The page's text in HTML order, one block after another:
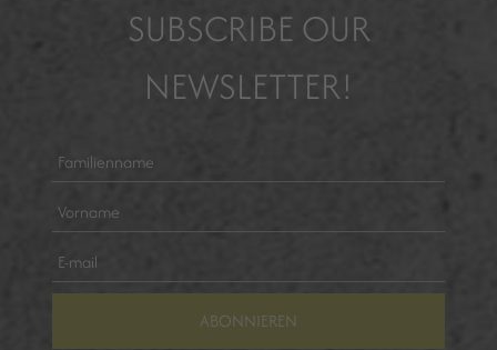
SUBSCRIBE OUR
NEWSLETTER!
ABONNIEREN